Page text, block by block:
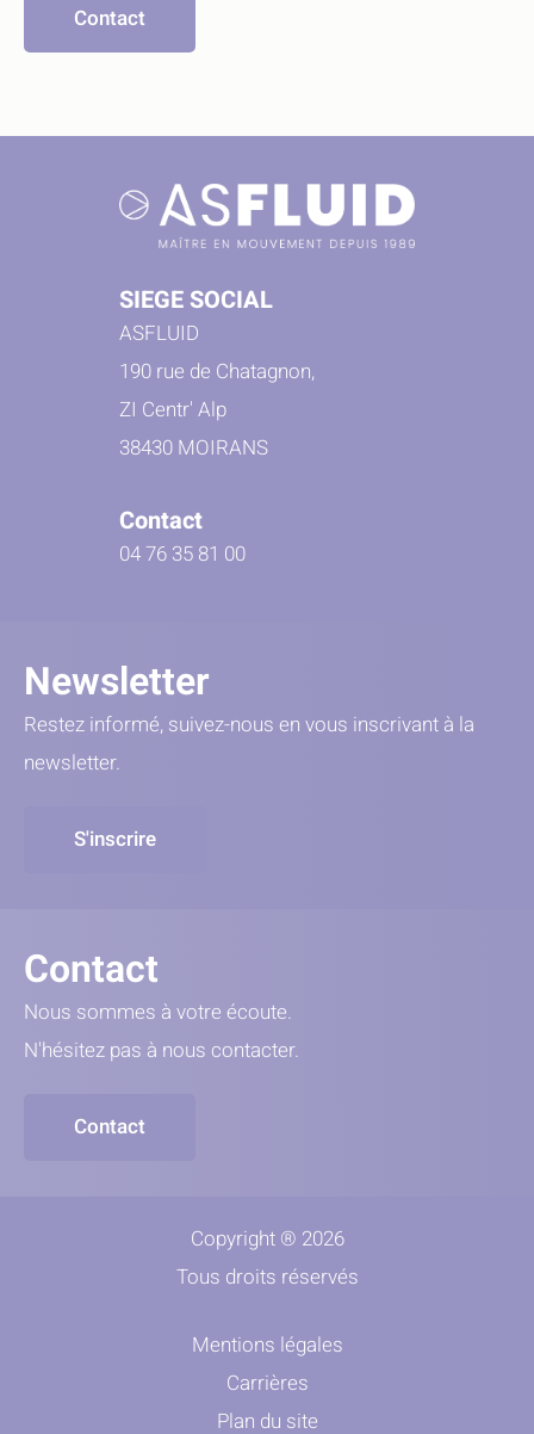
Contact
SIEGE SOCIAL
ASFLUID
190 rue de Chatagnon,
ZI Centr' Alp
38430 MOIRANS
Contact
04 76 35 81 00
Newsletter
Restez informé, suivez-nous en vous inscrivant à la
newsletter.
S'inscrire
Contact
Nous sommes à votre écoute.
N'hésitez pas à nous contacter.
Contact
Copyright ® 2026
Tous droits réservés
Mentions légales
Carrières
Plan du site